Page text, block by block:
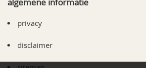
privacy
disclaimer